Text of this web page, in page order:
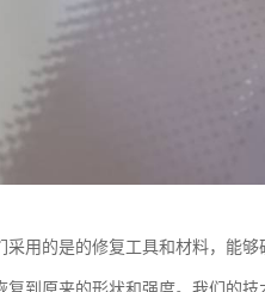
用的是的修复工具和材料，能